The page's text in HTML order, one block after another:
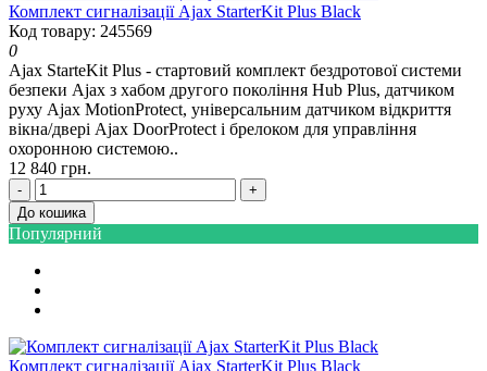
Комплект сигналізації Ajax StarterKit Plus Black
Код товару: 245569
0
Ajax StarteKit Plus - стартовий комплект бездротової системи
безпеки Ajax з хабом другого покоління Hub Plus, датчиком
руху Ajax MotionProtect, універсальним датчиком відкриття
вікна/двері Ajax DoorProtect і брелоком для управління
охоронною системою..
12 840 грн.
-
+
До кошика
Популярний
Комплект сигналізації Ajax StarterKit Plus Black